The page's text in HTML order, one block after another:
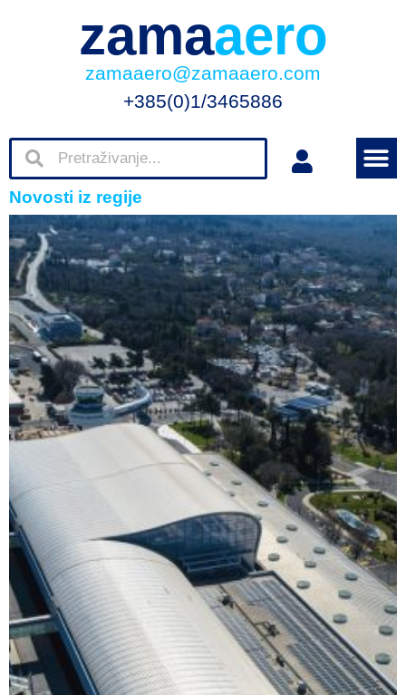
zamaaero
zamaaero@zamaaero.com
+385(0)1/3465886
Novosti iz regije